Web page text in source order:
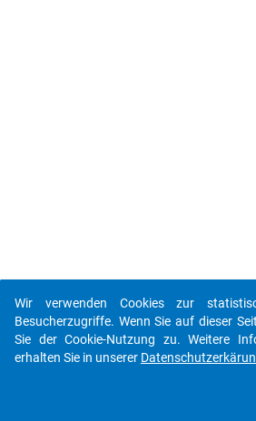
Wir verwenden Cookies zur
Besucherzugriffe. Wenn Sie auf dieser
Sie der Cookie-Nutzung zu. Weitere
erhalten Sie in unserer